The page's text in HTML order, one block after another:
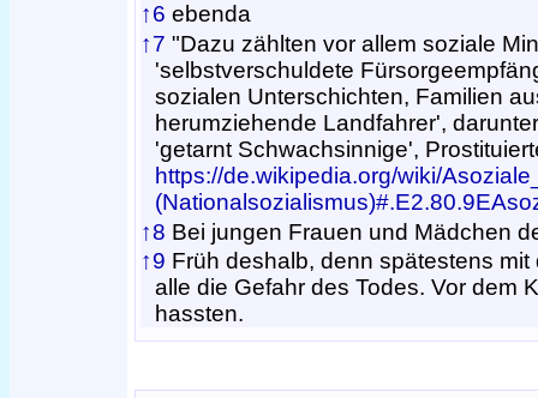
↑6 ebenda
↑7 "Dazu zählten vor allem soziale
'selbstverschuldete
sozialen Unterschichten, Familien
herumziehende Landfahrer',
'getarnt Schwachsinnige',
https://de.wikipedia.org/wiki/
↑8 Bei jungen Frauen und Mädchen
↑9 Früh deshalb, denn spätestens
alle die Gefahr des Todes. Vor dem
hassten.